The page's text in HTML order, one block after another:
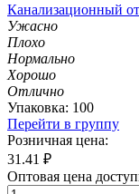
Канализационный
Ужасно
Плохо
Нормально
Хорошо
Отлично
Упаковка: 100
Перейти в группу
Розничная цена:
31.41 ₽
Оптовая цена